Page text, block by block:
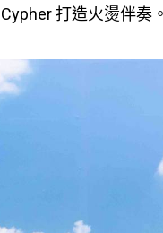
Cypher 打造火燙伴奏。